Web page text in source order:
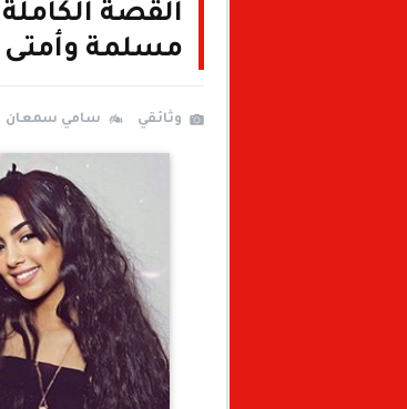
القصة
مسلمة
وثائقي سامي سمعان